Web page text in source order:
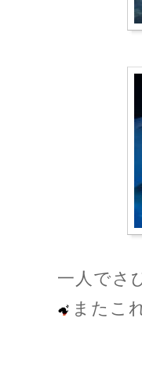
一人でさ
またこ